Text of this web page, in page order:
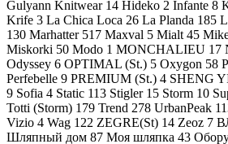
Gulyann Knitwear 14 Hideko 2 Infante 8
Krife 3 La Chica Loca 26 La Planda 185
130 Marhatter 517 Maxval 5 Mialt 45
Miskorki 50 Modo 1 MONCHALIEU 17
Odyssey 6 OPTIMAL (St.) 5 Oxygon 58
Perfebelle 9 PREMIUM (St.) 4 SHENG
9 Sofia 4 Static 113 Stigler 15 Storm 10
Totti (Storm) 179 Trend 278 UrbanPeak
Vizio 4 Wag 122 ZEGRE(St) 14 Zeoz 7
Шляпный дом 87 Моя шляпка 43